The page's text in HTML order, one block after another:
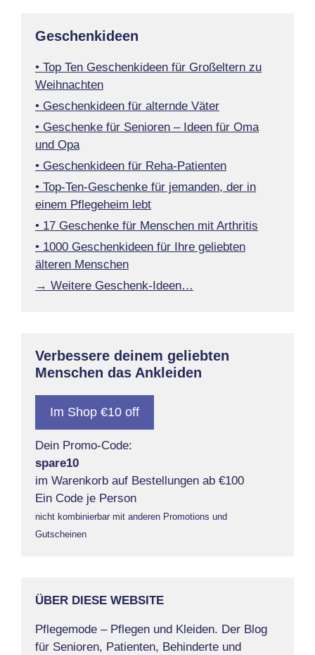
Geschenkideen
• Top Ten Geschenkideen für Großeltern zu
Weihnachten
• Geschenkideen für alternde Väter
• Geschenke für Senioren – Ideen für Oma
und Opa
• Geschenkideen für Reha-Patienten
• Top-Ten-Geschenke für jemanden, der in
einem Pflegeheim lebt
• 17 Geschenke für Menschen mit Arthritis
• 1000 Geschenkideen für Ihre geliebten
älteren Menschen
→ Weitere Geschenk-Ideen…
Verbessere deinem geliebten
Menschen das Ankleiden
Im Shop €10 off
Dein Promo-Code:
spare10
im Warenkorb auf Bestellungen ab €100
Ein Code je Person
nicht kombinierbar mit anderen Promotions und
Gutscheinen
ÜBER DIESE WEBSITE
Pflegemode – Pflegen und Kleiden. Der Blog
für Senioren, Patienten, Behinderte und